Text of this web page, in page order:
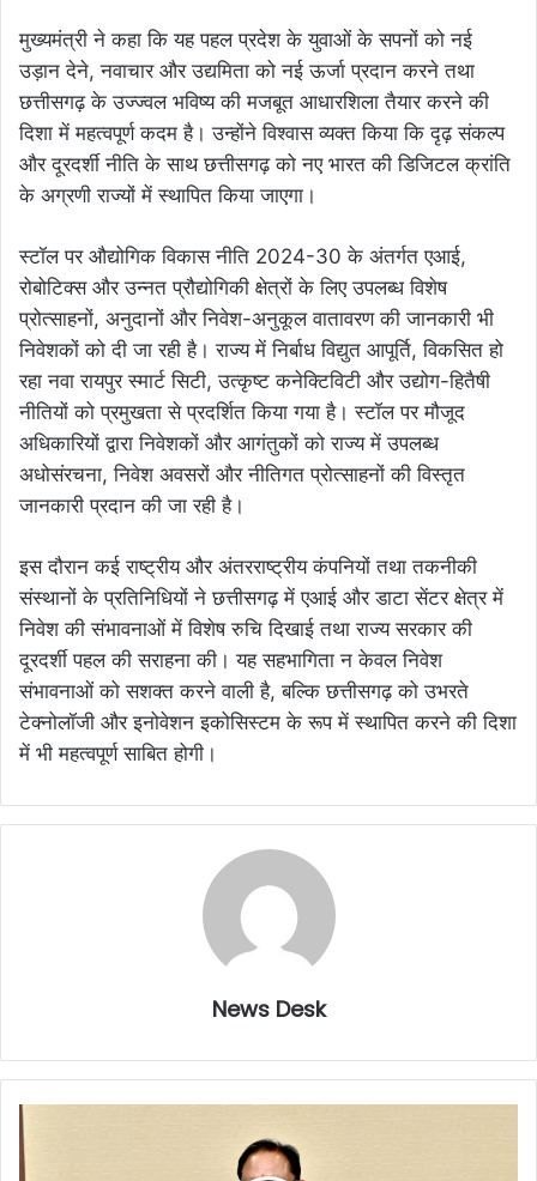
मुख्यमंत्री ने कहा कि यह पहल प्रदेश के युवाओं के सपनों को नई
उड़ान देने, नवाचार और उद्यमिता को नई ऊर्जा प्रदान करने तथा
छत्तीसगढ़ के उज्ज्वल भविष्य की मजबूत आधारशिला तैयार करने की
दिशा में महत्वपूर्ण कदम है। उन्होंने विश्वास व्यक्त किया कि दृढ़ संकल्प
और दूरदर्शी नीति के साथ छत्तीसगढ़ को नए भारत की डिजिटल क्रांति
के अग्रणी राज्यों में स्थापित किया जाएगा।
स्टॉल पर औद्योगिक विकास नीति 2024-30 के अंतर्गत एआई,
रोबोटिक्स और उन्नत प्रौद्योगिकी क्षेत्रों के लिए उपलब्ध विशेष
प्रोत्साहनों, अनुदानों और निवेश-अनुकूल वातावरण की जानकारी भी
निवेशकों को दी जा रही है। राज्य में निर्बाध विद्युत आपूर्ति, विकसित हो
रहा नवा रायपुर स्मार्ट सिटी, उत्कृष्ट कनेक्टिविटी और उद्योग-हितैषी
नीतियों को प्रमुखता से प्रदर्शित किया गया है। स्टॉल पर मौजूद
अधिकारियों द्वारा निवेशकों और आगंतुकों को राज्य में उपलब्ध
अधोसंरचना, निवेश अवसरों और नीतिगत प्रोत्साहनों की विस्तृत
जानकारी प्रदान की जा रही है।
इस दौरान कई राष्ट्रीय और अंतरराष्ट्रीय कंपनियों तथा तकनीकी
संस्थानों के प्रतिनिधियों ने छत्तीसगढ़ में एआई और डाटा सेंटर क्षेत्र में
निवेश की संभावनाओं में विशेष रुचि दिखाई तथा राज्य सरकार की
दूरदर्शी पहल की सराहना की। यह सहभागिता न केवल निवेश
संभावनाओं को सशक्त करने वाली है, बल्कि छत्तीसगढ़ को उभरते
टेक्नोलॉजी और इनोवेशन इकोसिस्टम के रूप में स्थापित करने की दिशा
में भी महत्वपूर्ण साबित होगी।
News Desk